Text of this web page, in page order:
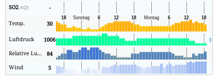
SO2AQI -
Temp. 30 27
Luftdruck 1006
Relative Luftfeuchtigkeit
84
70
Wind
5